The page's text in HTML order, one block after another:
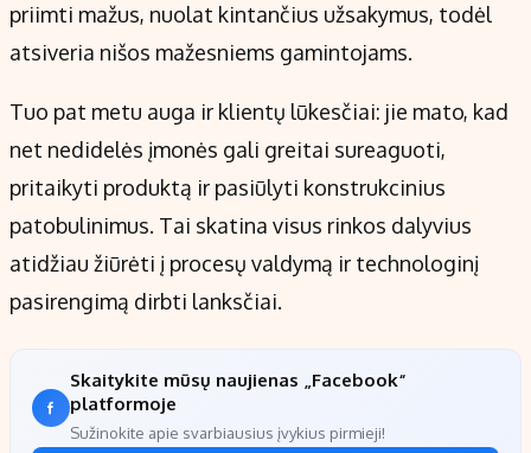
priimti mažus, nuolat kintančius užsakymus, todėl
atsiveria nišos mažesniems gamintojams.
Tuo pat metu auga ir klientų lūkesčiai: jie mato, kad
net nedidelės įmonės gali greitai sureaguoti,
pritaikyti produktą ir pasiūlyti konstrukcinius
patobulinimus. Tai skatina visus rinkos dalyvius
atidžiau žiūrėti į procesų valdymą ir technologinį
pasirengimą dirbti lanksčiai.
Skaitykite mūsų naujienas „Facebook“
platformoje
Sužinokite apie svarbiausius įvykius pirmieji!